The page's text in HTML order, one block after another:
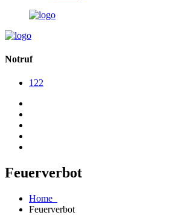
Notruf
122
Feuerverbot
Home
Feuerverbot